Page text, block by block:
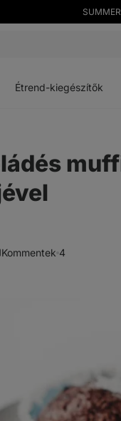
Étrend-kiegészítők
Kommentek 4